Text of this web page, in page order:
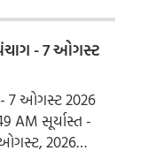
ઓગસ્ટ
-
2026